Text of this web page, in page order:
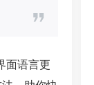
面语言更